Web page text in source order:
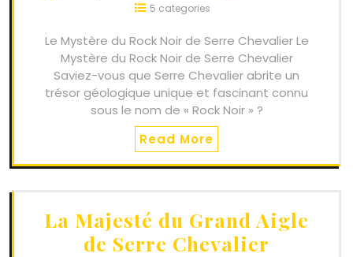
5 categories
Le Mystère du Rock Noir de Serre Chevalier Le
Mystère du Rock Noir de Serre Chevalier
Saviez-vous que Serre Chevalier abrite un
trésor géologique unique et fascinant connu
sous le nom de « Rock Noir » ?
Read More
La Majesté du Grand Aigle
de Serre Chevalier